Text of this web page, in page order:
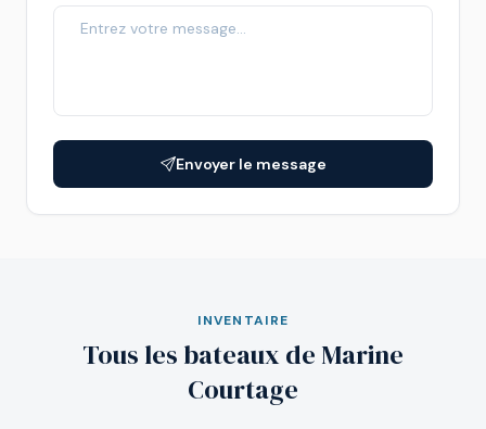
Envoyer le message
INVENTAIRE
Tous les bateaux de Marine
Courtage